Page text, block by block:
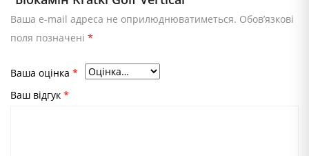
Ваша e-mail адреса не оприлюднюватиметься. Обов’язкові
поля позначені *
Ваша оцінка *
Ваш відгук *